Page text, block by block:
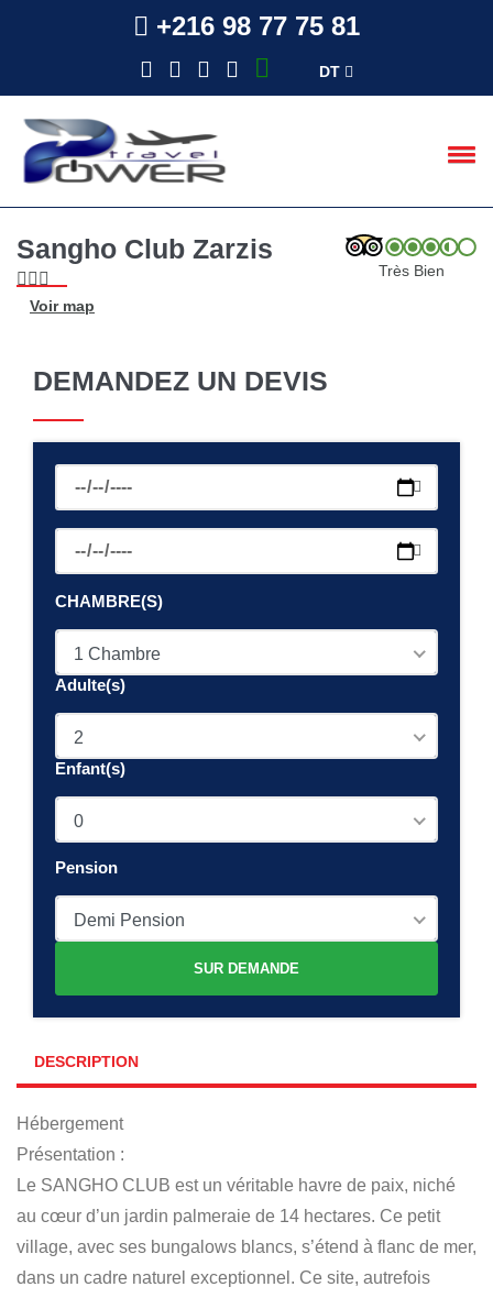
+216 98 77 75 81
DT
Sangho Club Zarzis
Voir map
Très Bien
DEMANDEZ UN DEVIS
CHAMBRE(S)
1 Chambre
Adulte(s)
2
Enfant(s)
0
Pension
Demi Pension
SUR DEMANDE
DESCRIPTION
Hébergement
Présentation :
Le SANGHO CLUB est un véritable havre de paix, niché
au cœur d’un jardin palmeraie de 14 hectares. Ce petit
village, avec ses bungalows blancs, s’étend à flanc de mer,
dans un cadre naturel exceptionnel. Ce site, autrefois